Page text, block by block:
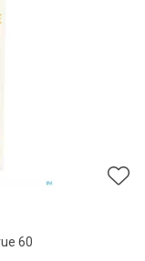
60